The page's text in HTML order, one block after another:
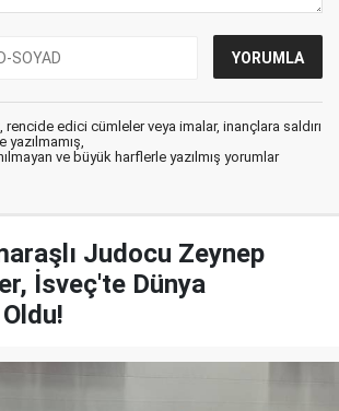
rencide edici cümleler veya imalar, inançlara saldırı
yazılmamış,
ve büyük harflerle yazılmış yorumlar
Judocu Zeynep
İsveç'te Dünya